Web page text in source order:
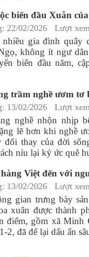
biển đầu Xuân
22/02/2026 Lượt
gia đình quây
không ít ngư
biển đầu năm,
trầm nghề ươm tơ
13/02/2026 Lượt
nghề nhộn nhịp
lẽ hơn khi nghề
đổi thay của đời
níu lại ký ức quê
Việt đến với
13/02/2026 Lượt
gian trưng bày
xuân được thành
điểm, gồm xã Minh
đã để lại dấu ấn